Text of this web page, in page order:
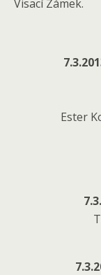
Visací Zámek.
Ester